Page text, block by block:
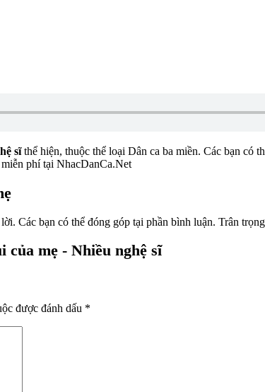
sĩthể hiện, thuộc thể loại Dân ca ba miền. Các bạn có
phí tại NhacDanCa.Net
Các bạn có thể đóng góp tại phần bình luận. Trân
của mẹ - Nhiều nghệ sĩ
được đánh dấu *